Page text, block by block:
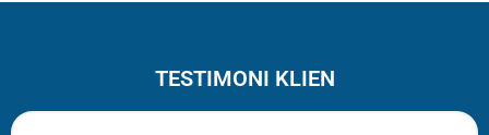
TESTIMONI KLIEN